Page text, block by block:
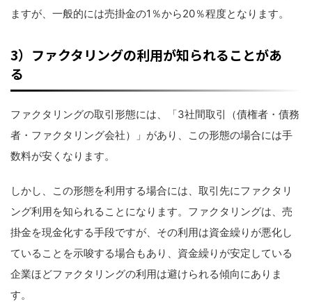
ますが、一般的には売掛金の1％から20％程度となります。
3）ファクタリングの利用が知られることがあ
る
ファクタリングの取引形態には、「3社間取引（債権者・債務
者・ファクタリング会社）」があり、この形態の場合には手
数料が安くなります。
しかし、この形態を利用する場合には、取引先にファクタリ
ング利用を知られることになります。ファクタリングは、売
掛金を現金化する手段ですが、その利用は資金繰りが悪化し
ていることを示唆する場合もあり、資金繰りが安定している
企業ほどファクタリングの利用は避けられる傾向にありま
す。